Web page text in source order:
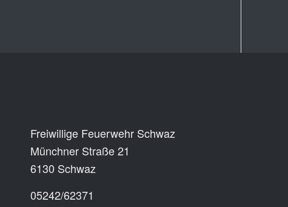
Freiwillige Feuerwehr Schwaz
Münchner Straße 21
6130 Schwaz
05242/62371